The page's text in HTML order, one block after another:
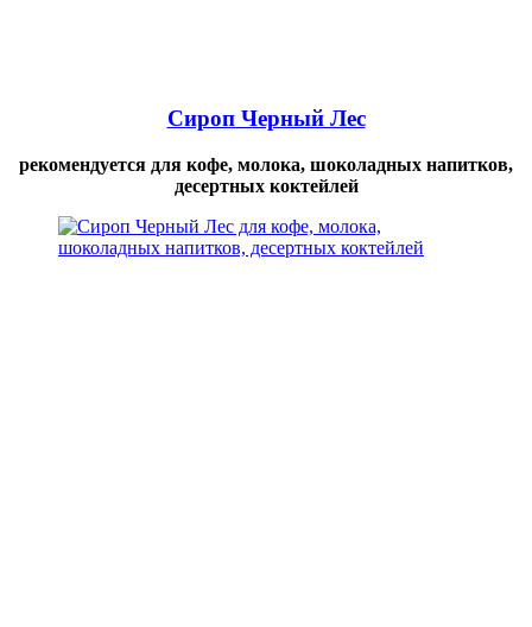
Сироп Черный Лес
рекомендуется для кофе, молока, шоколадных напитков,
десертных коктейлей